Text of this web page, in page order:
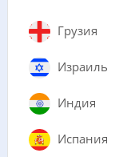
Грузия
Израиль
Индия
Испания